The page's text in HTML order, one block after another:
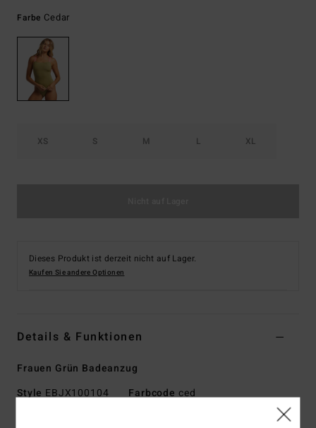
Farbe Cedar
XS S M L XL
Dieses Produkt ist derzeit nicht auf Lager.
Kaufen Sie andere Optionen
Details & Funktionen
Frauen Grün Badeanzug
StyleEBJX100104 Farbcodeced